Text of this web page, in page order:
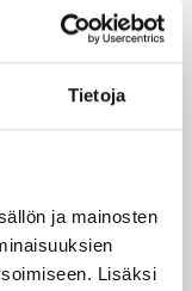
Tietoja
ja mainosten
Lisäksi
Cup